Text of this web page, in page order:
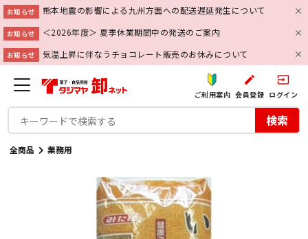
お知らせ 熊本地震の影響による九州方面への配送遅延発生について
お知らせ ＜2026年度＞ 夏季休業期間中の発送のご案内
お知らせ 気温上昇に伴なうチョコレート販売のお休みについて
ご利用案内
create
会員登録
input
ログイン
検索
全商品 業務用